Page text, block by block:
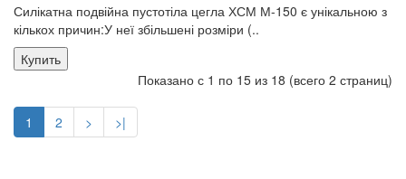
Силікатна подвійна пустотіла цегла ХСМ М-150 є унікальною з
кількох причин:У неї збільшені розміри (..
Купить
Показано с 1 по 15 из 18 (всего 2 страниц)
1 2 > >|